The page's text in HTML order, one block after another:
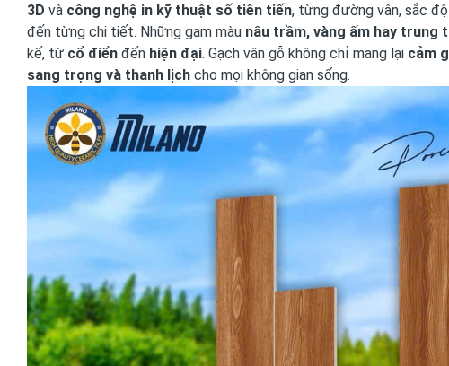
3D và công nghệ in kỹ thuật số tiên tiến, từng đường vân, sắc
đến từng chi tiết. Những gam màu nâu trầm, vàng ấm hay trung
kế, từ cổ điển đến hiện đại. Gạch vân gỗ không chỉ mang lại cảm
sang trọng và thanh lịch cho mọi không gian sống.